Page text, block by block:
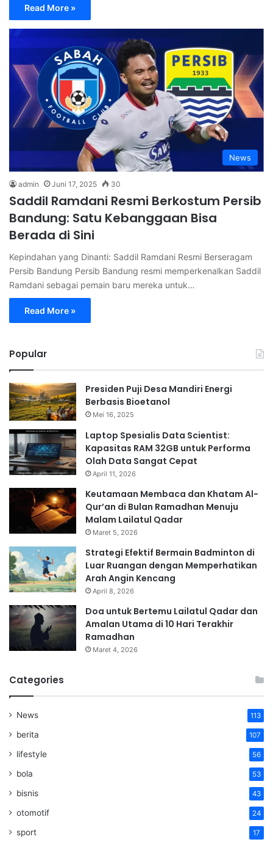
Read More »
News
admin Juni 17, 2025 30
Saddil Ramdani Resmi Berkostum Persib
Bandung: Satu Kebanggaan Bisa
Berada di Sini
Kepindahan yang Dinanti: Saddil Ramdani Resmi Berseragam
Persib Bandung Persib Bandung resmi memperkenalkan Saddil
Ramdani sebagai pemain baru mereka untuk…
Read More »
Popular
Presiden Puji Desa Mandiri Energi
Berbasis Bioetanol
Mei 16, 2025
Laptop Spesialis Data Scientist:
Kapasitas RAM 32GB untuk Performa
Olah Data Sangat Cepat
April 11, 2026
Keutamaan Membaca dan Khatam Al-
Qur’an di Bulan Ramadhan Menuju
Malam Lailatul Qadar
Maret 5, 2026
Strategi Efektif Bermain Badminton di
Luar Ruangan dengan Memperhatikan
Arah Angin Kencang
April 8, 2026
Doa untuk Bertemu Lailatul Qadar dan
Amalan Utama di 10 Hari Terakhir
Ramadhan
Maret 4, 2026
Categories
News 113
berita 107
lifestyle 56
bola 53
bisnis 43
otomotif 24
sport 17